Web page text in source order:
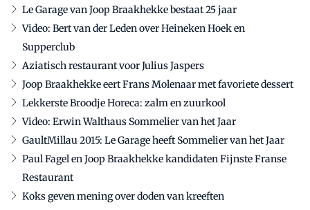
Le Garage van Joop Braakhekke bestaat 25 jaar
Video: Bert van der Leden over Heineken Hoek en
Supperclub
Aziatisch restaurant voor Julius Jaspers
Joop Braakhekke eert Frans Molenaar met favoriete dessert
Lekkerste Broodje Horeca: zalm en zuurkool
Video: Erwin Walthaus Sommelier van het Jaar
GaultMillau 2015: Le Garage heeft Sommelier van het Jaar
Paul Fagel en Joop Braakhekke kandidaten Fijnste Franse
Restaurant
Koks geven mening over doden van kreeften